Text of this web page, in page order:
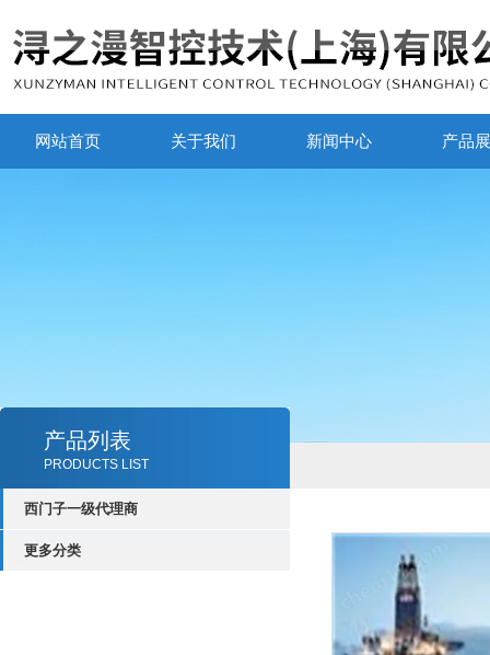
网站首页 关于我们 新闻中心 产品
产品列表
PRODUCTS LIST
西门子一级代理商
更多分类